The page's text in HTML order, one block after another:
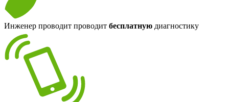
Инженер проводит проводит бесплатную диагностику